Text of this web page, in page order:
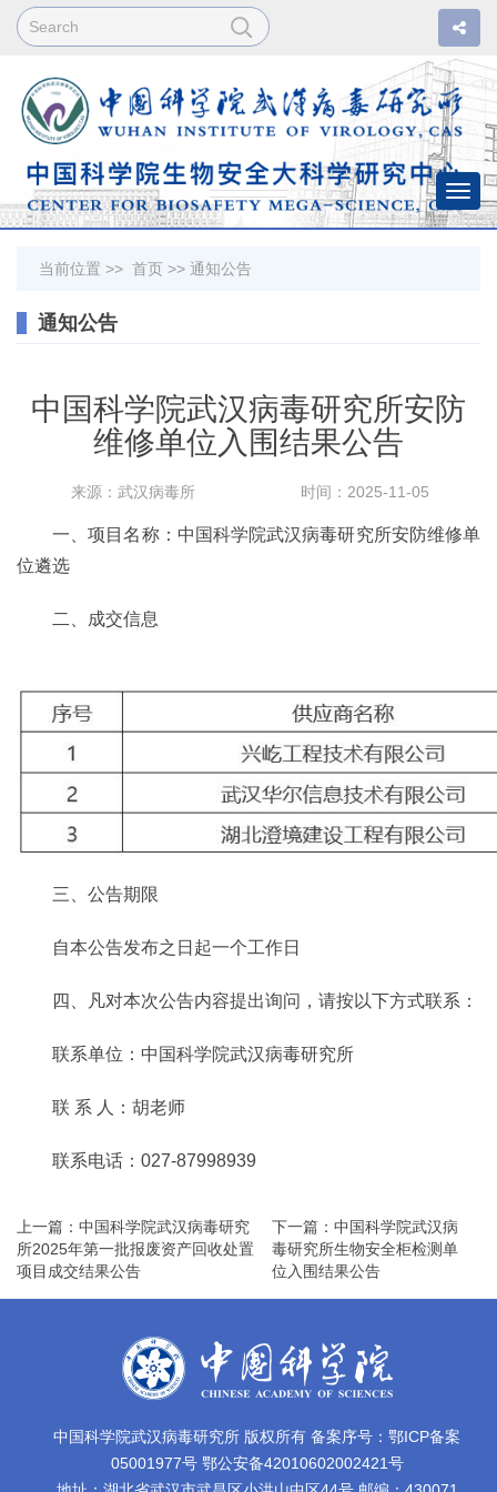
当前位置 >> 首页 >> 通知公告
通知公告
中国科学院武汉病毒研究所安防
维修单位入围结果公告
来源：武汉病毒所 时间：2025-11-05
一、项目名称：中国科学院武汉病毒研究所安防维修单
位遴选
二、成交信息
三、公告期限
自本公告发布之日起一个工作日
四、凡对本次公告内容提出询问，请按以下方式联系：
联系单位：中国科学院武汉病毒研究所
联 系 人：胡老师
联系电话：027-87998939
上一篇：中国科学院武汉病毒研究
所2025年第一批报废资产回收处置
项目成交结果公告
下一篇：中国科学院武汉病
毒研究所生物安全柜检测单
位入围结果公告
中国科学院武汉病毒研究所 版权所有 备案序号：鄂ICP备案
05001977号 鄂公安备42010602002421号